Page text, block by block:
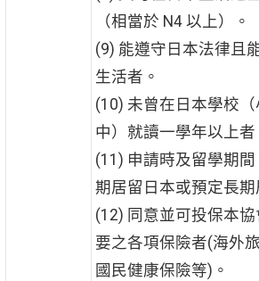
（相當於 N4 以上）。
(9) 能遵守日本法律且
生活者。
(10) 未曾在日本學校
中）就讀一學年以上者
(11) 申請時及留學期
期居留日本或預定長期
(12) 同意並可投保本
要之各項保險者(海外
國民健康保險等)。